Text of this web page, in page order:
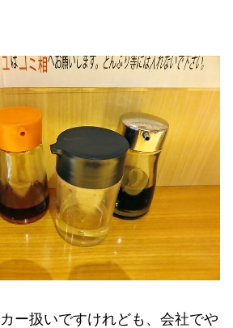
ー扱いですけれども、会社でや